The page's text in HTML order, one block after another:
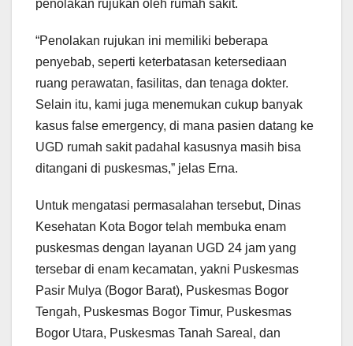
penolakan rujukan oleh rumah sakit.
“Penolakan rujukan ini memiliki beberapa
penyebab, seperti keterbatasan ketersediaan
ruang perawatan, fasilitas, dan tenaga dokter.
Selain itu, kami juga menemukan cukup banyak
kasus false emergency, di mana pasien datang ke
UGD rumah sakit padahal kasusnya masih bisa
ditangani di puskesmas,” jelas Erna.
Untuk mengatasi permasalahan tersebut, Dinas
Kesehatan Kota Bogor telah membuka enam
puskesmas dengan layanan UGD 24 jam yang
tersebar di enam kecamatan, yakni Puskesmas
Pasir Mulya (Bogor Barat), Puskesmas Bogor
Tengah, Puskesmas Bogor Timur, Puskesmas
Bogor Utara, Puskesmas Tanah Sareal, dan